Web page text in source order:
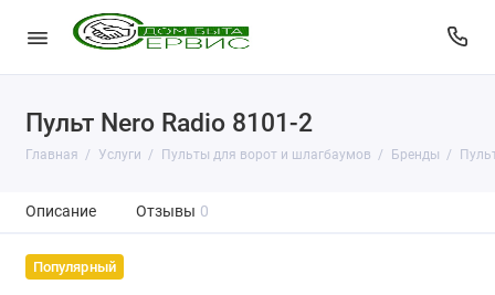
Пульт Nero Radio 8101-2
Главная Услуги Пульты для ворот и шлагбаумов Бренды
Описание Отзывы 0
Популярный